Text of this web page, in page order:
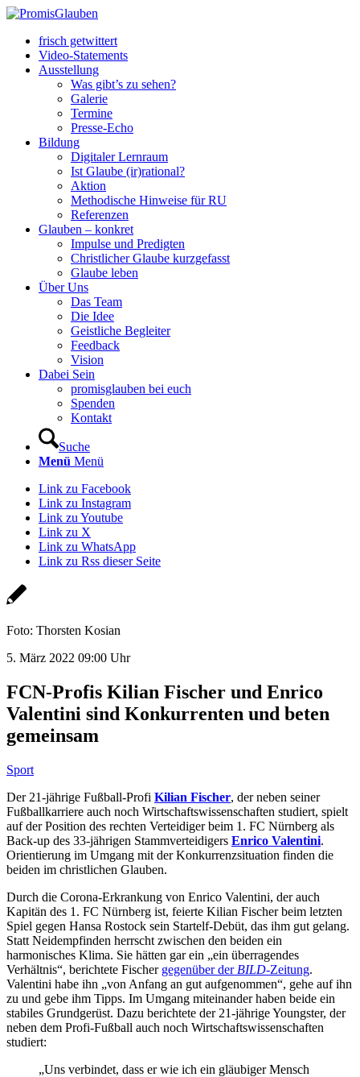
frisch getwittert
Video-Statements
Ausstellung
Was gibt’s zu sehen?
Galerie
Termine
Presse-Echo
Bildung
Digitaler Lernraum
Ist Glaube (ir)rational?
Aktion
Methodische Hinweise für RU
Referenzen
Glauben – konkret
Impulse und Predigten
Christlicher Glaube kurzgefasst
Glaube leben
Über Uns
Das Team
Die Idee
Geistliche Begleiter
Feedback
Vision
Dabei Sein
promisglauben bei euch
Spenden
Kontakt
Suche
Menü Menü
Link zu Facebook
Link zu Instagram
Link zu Youtube
Link zu X
Link zu WhatsApp
Link zu Rss dieser Seite
Foto: Thorsten Kosian
5. März 2022 09:00 Uhr
FCN-Profis Kilian Fischer und Enrico
Valentini sind Konkurrenten und beten
gemeinsam
Sport
Der 21-jährige Fußball-Profi Kilian Fischer, der neben seiner
Fußballkarriere auch noch Wirtschaftswissenschaften studiert, spielt
auf der Position des rechten Verteidiger beim 1. FC Nürnberg als
Back-up des 33-jährigen Stammverteidigers Enrico Valentini.
Orientierung im Umgang mit der Konkurrenzsituation finden die
beiden im christlichen Glauben.
Durch die Corona-Erkrankung von Enrico Valentini, der auch
Kapitän des 1. FC Nürnberg ist, feierte Kilian Fischer beim letzten
Spiel gegen Hansa Rostock sein Startelf-Debüt, das ihm gut gelang.
Statt Neidempfinden herrscht zwischen den beiden ein
harmonisches Klima. Sie hätten gar ein „ein überragendes
Verhältnis“, berichtete Fischer gegenüber der BILD-Zeitung.
Valentini habe ihn „von Anfang an gut aufgenommen“, gehe auf ihn
zu und gebe ihm Tipps. Im Umgang miteinander haben beide ein
stabiles Grundgerüst. Dazu berichtete der 21-jährige Youngster, der
neben dem Profi-Fußball auch noch Wirtschaftswissenschaften
studiert:
„Uns verbindet, dass er wie ich ein gläubiger Mensch